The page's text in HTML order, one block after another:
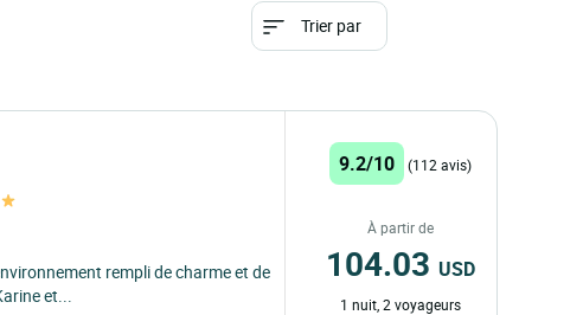
Trier par
rempli de charme et de
et...
9.2/10 (112 avis)
À partir de
104.03 USD
1 nuit, 2 voyageurs